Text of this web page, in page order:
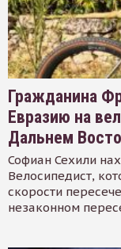
Гражданина
Евразию на
Дальнем
Софиан Сехили
Велосипедист,
скорости
незаконном